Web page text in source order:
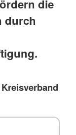
die
durch